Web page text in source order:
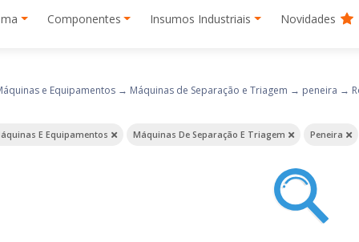
Componentes Insumos Industriais Novidades
e Equipamentos → Máquinas de Separação e Triagem → peneira →
E Equipamentos Máquinas De Separação E Triagem Peneira